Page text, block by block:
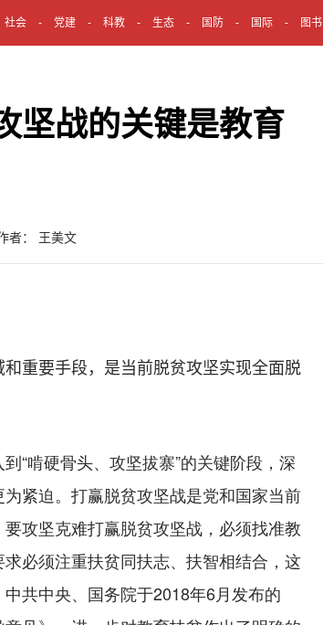
社会 党建 科教 生态 国防 国际 图书
坚战的关键是教育
者： 王美文
重要手段，是当前脱贫攻坚实现全面脱
啃硬骨头、攻坚拔寨”的关键阶段，深
紧迫。打赢脱贫攻坚战是党和国家当前
攻坚克难打赢脱贫攻坚战，必须找准教
必须注重扶贫同扶志、扶智相结合，这
共中央、国务院于2018年6月发布的